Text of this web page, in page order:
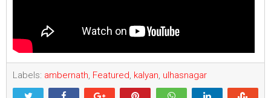
Labels: ambernath, Featured, kalyan, ulhasnagar